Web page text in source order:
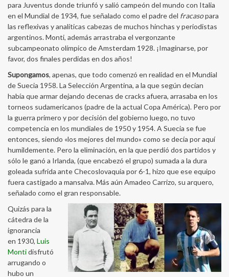
para Juventus donde triunfó y salió campeón del mundo con Italia
en el Mundial de 1934, fue señalado como el padre del fracasopara
las reflexivas y analíticas cabezas de muchos hinchas y periodistas
argentinos. Monti, además arrastraba el vergonzante
subcampeonato olímpico de Amsterdam 1928. ¡Imaginarse, por
favor, dos finales perdidas en dos años!
Supongamos, apenas, que todo comenzó en realidad en el Mundial
de Suecia 1958. La Selección Argentina, a la que según decían
había que armar dejando decenas de cracks afuera, arrasaba en los
torneos sudamericanos (padre de la actual Copa América). Pero por
la guerra primero y por decisión del gobierno luego, no tuvo
competencia en los mundiales de 1950 y 1954. A Suecia se fue
entonces, siendo «los mejores del mundo» como se decía por aquí
humildemente. Pero la eliminación, en la que perdió dos partidos y
sólo le ganó a Irlanda, (que encabezó el grupo) sumada a la dura
goleada sufrida ante Checoslovaquia por 6-1, hizo que ese equipo
fuera castigado a mansalva. Más aún Amadeo Carrizo, su arquero,
señalado como el gran responsable.
Quizás para la
cátedra de la
ignorancia
en 1930, Luis
Montidisfrutó
arrugando o
hubo un